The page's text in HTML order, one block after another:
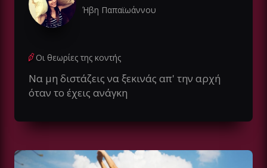
Ήβη Παπαϊωάννου
Οι θεωρίες της κοντής
Να μη διστάζεις να ξεκινάς απ' την αρχή
όταν το έχεις ανάγκη